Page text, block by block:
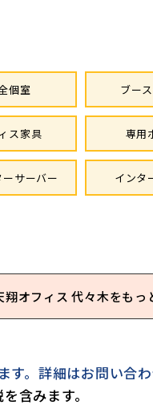
個室 ブー
ス家具 専用
ーサーバー インタ
翔オフィス 代々木をもっ
。 詳細はお問い合わ
含みます。